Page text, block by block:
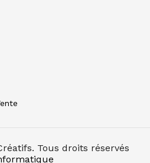
. Tous droits réservés